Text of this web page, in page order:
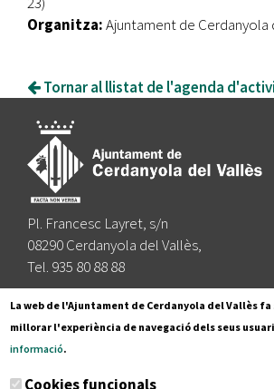
Organitza:Ajuntament de Cerdanyola
Tornar al llistat de l'agenda
Pl. Francesc Layret, s/n
08290 Cerdanyola del Vallès,
Tel. 935 80 88 88
Segueix-nos a:
Subscriu-te al nostre butlletí
La web de l'Ajuntament de Cerdanyola del Vallès
millorar l'experiència de navegació dels seus
informació.
Cookies funcionals